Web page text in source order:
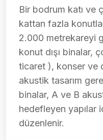
Bir bodrum katı ve
kattan fazla
2.000 metrekareyi
konut dışı binalar,
ticaret ), konser ve
akustik tasarım
binalar, A ve B
hedefleyen yapılar
düzenlenir.